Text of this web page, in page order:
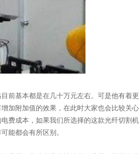
前基本都是在几十万元左右。可是他有着
加附加值的效果，在此时大家也会比较关
费成本，如果我们所选择的这款光纤切割
能都会有所区别。